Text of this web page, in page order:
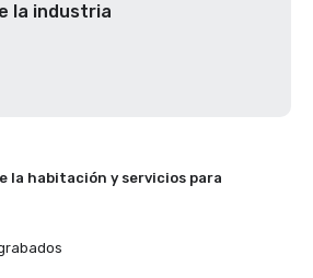
la industria
la habitación y servicios para